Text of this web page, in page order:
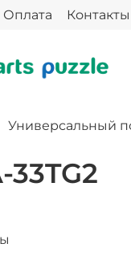
Оплата Контакты
Универсальный
33TG2